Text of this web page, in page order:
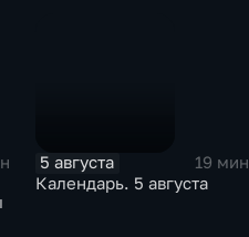
5 августа
19 мин
Календарь. 5 августа